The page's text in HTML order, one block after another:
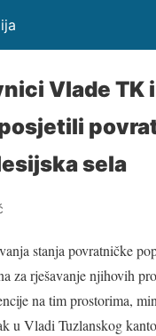
Vlade TK
sela
stanja povratničke
za rješavanje njihovih
na tim prostorima,
u Vladi Tuzlanskog